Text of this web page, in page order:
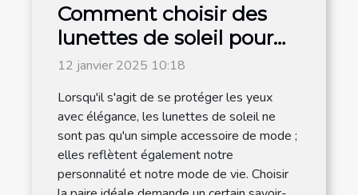
Comment choisir des
lunettes de soleil pour
hommes adaptées à
chaque style de vie
12 janvier 2025 10:18
Lorsqu'il s'agit de se protéger les yeux
avec élégance, les lunettes de soleil ne
sont pas qu'un simple accessoire de mode ;
elles reflètent également notre
personnalité et notre mode de vie. Choisir